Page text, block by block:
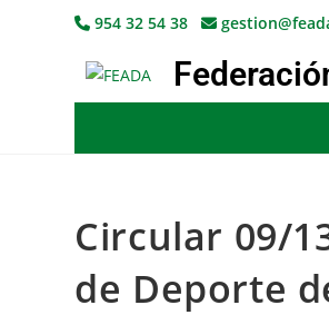
954 32 54 38
Circular 09/
de Deporte